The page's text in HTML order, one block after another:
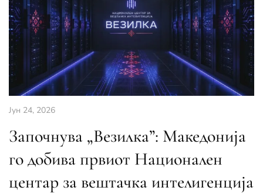
Јун 24, 2026
Започнува „Везилка”: Македонија
го добива првиот Национален
центар за вештачка интелигенција